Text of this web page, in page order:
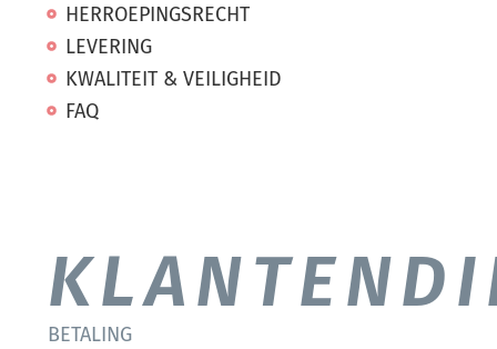
HERROEPINGSRECHT
LEVERING
KWALITEIT & VEILIGHEID
FAQ
BETALING